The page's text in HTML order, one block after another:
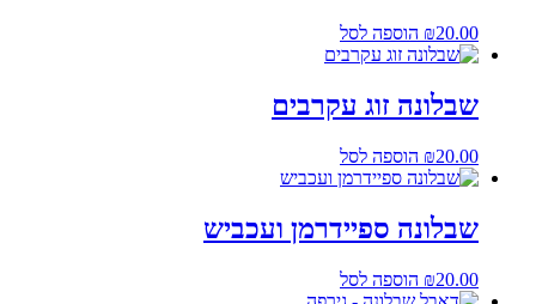
₪20.00 הוספה לסל
שבלונה זוג עקרבים
₪20.00 הוספה לסל
שבלונה ספיידרמן ועכביש
₪20.00 הוספה לסל